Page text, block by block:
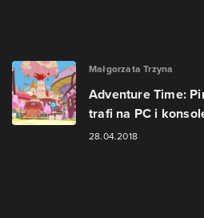
Małgorzata Trzyna
Adventure Time:
trafi na PC i
28.04.2018